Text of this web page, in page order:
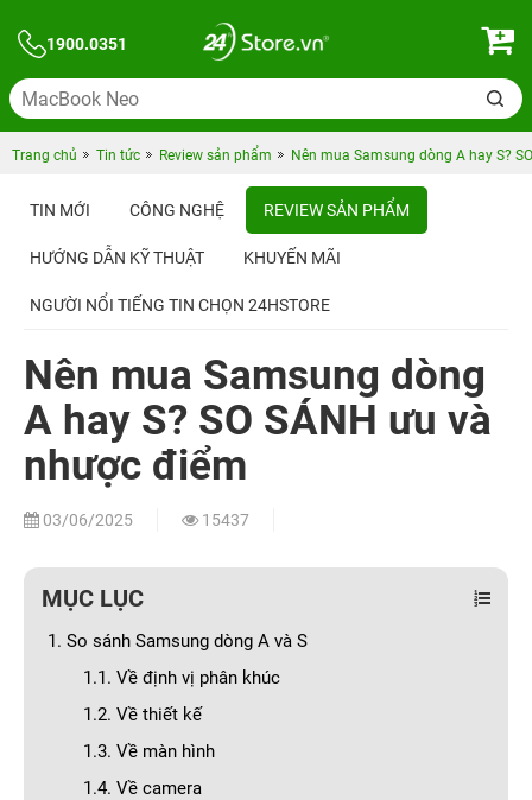
1900.0351
Trang chủ Tin tức Review sản phẩm Nên mua Samsung dòng A hay S?
TIN MỚI CÔNG NGHỆ REVIEW SẢN PHẨM
HƯỚNG DẪN KỸ THUẬT KHUYẾN MÃI
NGƯỜI NỔI TIẾNG TIN CHỌN 24HSTORE
Nên mua Samsung dòng
A hay S? SO SÁNH ưu và
nhược điểm
03/06/2025 15437
MỤC LỤC
1. So sánh Samsung dòng A và S
1.1. Về định vị phân khúc
1.2. Về thiết kế
1.3. Về màn hình
1.4. Về camera